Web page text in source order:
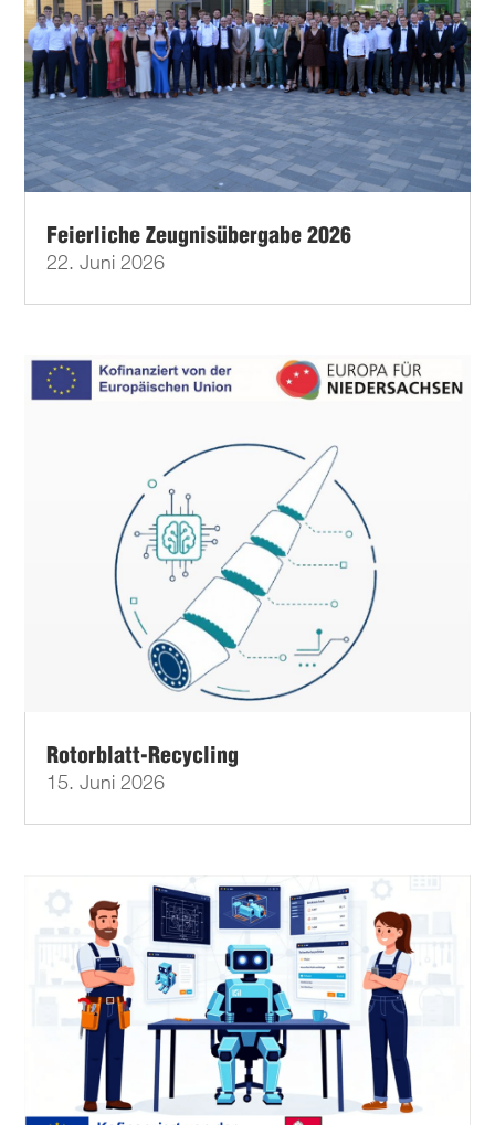
Feierliche Zeugnisübergabe 2026
22. Juni 2026
Rotorblatt-Recycling
15. Juni 2026